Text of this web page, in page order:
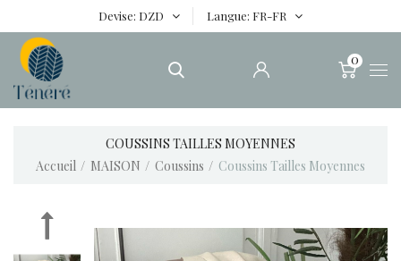
Devise DZD Langue FR-FR
0
COUSSINS TAILLES MOYENNES
Accueil
MAISON Coussins Coussins Tailles Moyennes